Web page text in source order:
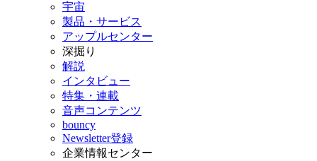
宇宙
製品・サービス
アップルセンター
深掘り
解説
インタビュー
特集・連載
音声コンテンツ
bouncy
Newsletter登録
企業情報センター